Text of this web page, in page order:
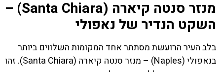
מנזר סנטה קיארה (Santa Chiara) –
השקט הנדיר של נאפולי
בלב העיר הרועשת מסתתר אחד המקומות השלווים ביותר
בנאפולי (Naples) – מנזר סנטה קיארה (Santa Chiara). זהו